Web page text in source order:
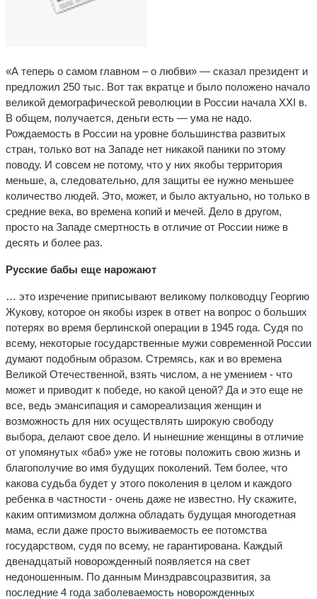
«А теперь о самом главном – о любви» — сказал президент и
предложил 250 тыс. Вот так вкратце и было положено начало
великой демографической революции в России начала ХХI в.
В общем, получается, деньги есть — ума не надо.
Рождаемость в России на уровне большинства развитых
стран, только вот на Западе нет никакой паники по этому
поводу. И совсем не потому, что у них якобы территория
меньше, а, следовательно, для защиты ее нужно меньшее
количество людей. Это, может, и было актуально, но только в
средние века, во времена копий и мечей. Дело в другом,
просто на Западе смертность в отличие от России ниже в
десять и более раз.
Русские бабы еще нарожают
… это изречение приписывают великому полководцу Георгию
Жукову, которое он якобы изрек в ответ на вопрос о больших
потерях во время берлинской операции в 1945 года. Судя по
всему, некоторые государственные мужи современной России
думают подобным образом. Стремясь, как и во времена
Великой Отечественной, взять числом, а не умением - что
может и приводит к победе, но какой ценой? Да и это еще не
все, ведь эмансипация и самореализация женщин и
возможность для них осуществлять широкую свободу
выбора, делают свое дело. И нынешние женщины в отличие
от упомянутых «баб» уже не готовы положить свою жизнь и
благополучие во имя будущих поколений. Тем более, что
какова судьба будет у этого поколения в целом и каждого
ребенка в частности - очень даже не известно. Ну скажите,
каким оптимизмом должна обладать будущая многодетная
мама, если даже просто выживаемость ее потомства
государством, судя по всему, не гарантирована. Каждый
двенадцатый новорожденный появляется на свет
недоношенным. По данным Минздравсоцразвития, за
последние 4 года заболеваемость новорожденных